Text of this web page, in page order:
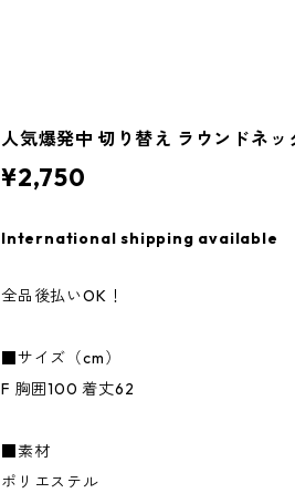
人気爆発中 切り替え ラウンドネ
¥2,750
International shipping available
全品後払いOK！
■サイズ（cm）
F 胸囲100 着丈62
■素材
ポリエステル